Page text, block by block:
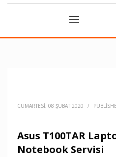
CUMARTESI, 08 ŞUBAT 2020 /
Asus T100TAR
Notebook Servisi